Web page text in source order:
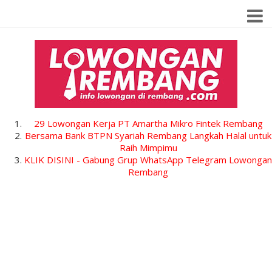
29 Lowongan Kerja PT Amartha Mikro Fintek Rembang
Bersama Bank BTPN Syariah Rembang Langkah Halal untuk
Raih Mimpimu
KLIK DISINI - Gabung Grup WhatsApp Telegram Lowongan
Rembang